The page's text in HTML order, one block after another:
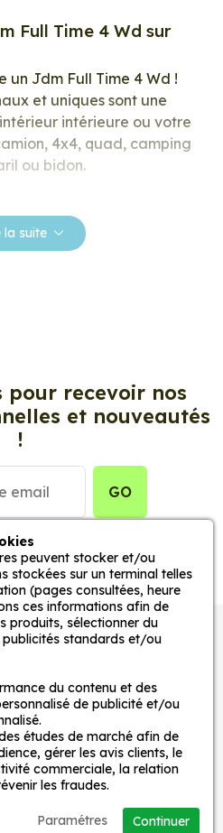
Full Time 4 Wd sur
un Jdm Full Time 4 Wd !
et uniques sont une
intérieure ou votre
4x4, quad, camping
ou bidon.
laissez vous inspirer parmi
votre véhicule.
de votre choix avec nos
véhicule. Une solution
toutes surfaces
stickers et autocollants,
pièce, d’une voiture,
et de toute autre surface,
sans effort.
de nos stickers
motifs et de couleurs :
Wd sont disponibles dans
motifs et de couleurs, ce
trouver le sticker parfait
: nos stickers sont faciles
la suite
pour recevoir nos
et nouveautés
!
GO
et stickers
peuvent stocker et/ou
stockées sur un terminal telles
(pages consultées, heure
ces informations afin de
produits, sélectionner du
standards et/ou
du contenu et des
de publicité et/ou
études de marché afin de
gérer les avis clients, le
commerciale, la relation
les fraudes.
Continuer
Paramétres